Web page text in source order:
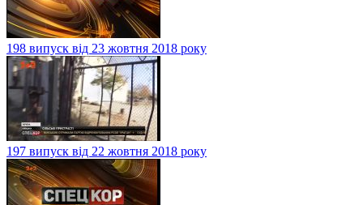
198 випуск від 23 жовтня 2018 року
197 випуск від 22 жовтня 2018 року